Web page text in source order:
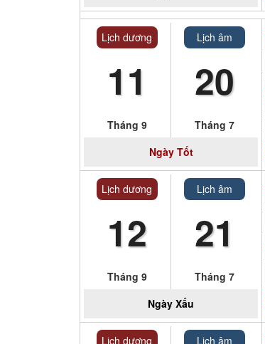
Lịch dương
11
Tháng 9
Lịch âm
20
Tháng 7
NgàyTốt
Lịch dương
12
Tháng 9
Lịch âm
21
Tháng 7
Ngày Xấu
Lịch dương Lịch âm